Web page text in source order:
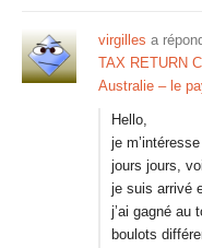
virgilles a
TAX RETURN
Australie – le
Hello,
je
jours jours,
je suis arrivé
j’ai gagné au
boulots